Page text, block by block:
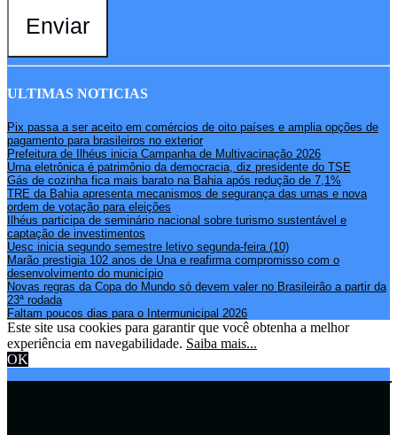
Enviar
ULTIMAS NOTICIAS
Pix passa a ser aceito em comércios de oito países e amplia opções de
pagamento para brasileiros no exterior
Prefeitura de Ilhéus inicia Campanha de Multivacinação 2026
Urna eletrônica é patrimônio da democracia, diz presidente do TSE
Gás de cozinha fica mais barato na Bahia após redução de 7,1%
TRE da Bahia apresenta mecanismos de segurança das urnas e nova
ordem de votação para eleições
Ilhéus participa de seminário nacional sobre turismo sustentável e
captação de investimentos
Uesc inicia segundo semestre letivo segunda-feira (10)
Marão prestigia 102 anos de Una e reafirma compromisso com o
desenvolvimento do município
Novas regras da Copa do Mundo só devem valer no Brasileirão a partir da
23ª rodada
Faltam poucos dias para o Intermunicipal 2026
Este site usa cookies para garantir que você obtenha a melhor
experiência em navegabilidade. Saiba mais...
OK